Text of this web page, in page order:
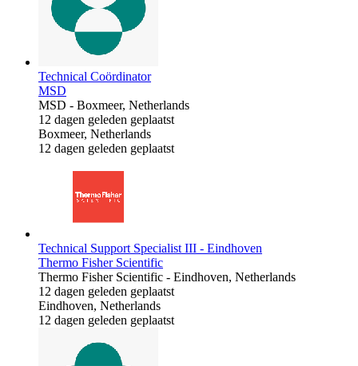
Technical Coördinator
MSD
MSD - Boxmeer, Netherlands
12 dagen geleden geplaatst
Boxmeer, Netherlands
12 dagen geleden geplaatst
Technical Support Specialist III - Eindhoven
Thermo Fisher Scientific
Thermo Fisher Scientific - Eindhoven, Netherlands
12 dagen geleden geplaatst
Eindhoven, Netherlands
12 dagen geleden geplaatst